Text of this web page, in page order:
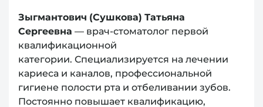
Зыгмантович (Сушкова) Татьяна
Сергеевна — врач-стоматолог первой
квалификационной
категории. Специализируется на лечении
кариеса и каналов, профессиональной
гигиене полости рта и отбеливании зубов.
Постоянно повышает квалификацию,